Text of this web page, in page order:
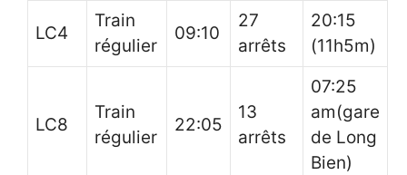
LC4
Train
régulier
09:10
27
arrêts
20:15
(11h5m)
LC8
Train
régulier
22:05
13
arrêts
07:25
am(gare
de Long
Bien)